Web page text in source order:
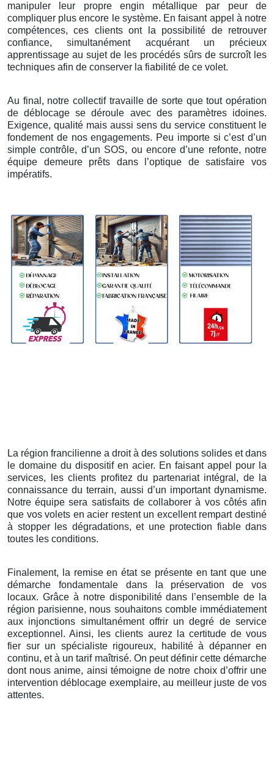
manipuler leur propre engin métallique par peur de
compliquer plus encore le système. En faisant appel à notre
compétences, ces clients ont la possibilité de retrouver
confiance, simultanément acquérant un précieux
apprentissage au sujet de les procédés sûrs de surcroît les
techniques afin de conserver la fiabilité de ce volet.
Au final, notre collectif travaille de sorte que tout opération
de déblocage se déroule avec des paramètres idoines.
Exigence, qualité mais aussi sens du service constituent le
fondement de nos engagements. Peu importe si c’est d’un
simple contrôle, d’un SOS, ou encore d’une refonte, notre
équipe demeure prêts dans l’optique de satisfaire vos
impératifs.
La région francilienne a droit à des solutions solides et dans
le domaine du dispositif en acier. En faisant appel pour la
services, les clients profitez du partenariat intégral, de la
connaissance du terrain, aussi d’un important dynamisme.
Notre équipe sera satisfaits de collaborer à vos côtés afin
que vos volets en acier restent un excellent rempart destiné
à stopper les dégradations, et une protection fiable dans
toutes les conditions.
Finalement, la remise en état se présente en tant que une
démarche fondamentale dans la préservation de vos
locaux. Grâce à notre disponibilité dans l’ensemble de la
région parisienne, nous souhaitons comble immédiatement
aux injonctions simultanément offrir un degré de service
exceptionnel. Ainsi, les clients aurez la certitude de vous
fier sur un spécialiste rigoureux, habilité à dépanner en
continu, et à un tarif maîtrisé. On peut définir cette démarche
dont nous anime, ainsi témoigne de notre choix d’offrir une
intervention déblocage exemplaire, au meilleur juste de vos
attentes.